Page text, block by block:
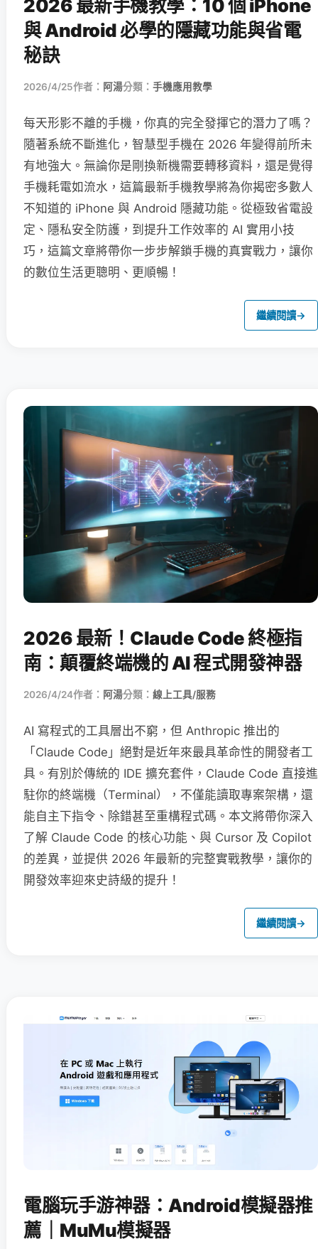
2026 最新手機教學：10 個 iPhone
與 Android 必學的隱藏功能與省電
秘訣
2026/4/25作者： 阿湯分類： 手機應用教學
每天形影不離的手機，你真的完全發揮它的潛力了嗎？
隨著系統不斷進化，智慧型手機在 2026 年變得前所未
有地強大。無論你是剛換新機需要轉移資料，還是覺得
手機耗電如流水，這篇最新手機教學將為你揭密多數人
不知道的 iPhone 與 Android 隱藏功能。從極致省電設
定、隱私安全防護，到提升工作效率的 AI 實用小技
巧，這篇文章將帶你一步步解鎖手機的真實戰力，讓你
的數位生活更聰明、更順暢！
繼續閱讀→
2026 最新！Claude Code 終極指
南：顛覆終端機的 AI 程式開發神器
2026/4/24作者： 阿湯分類： 線上工具/服務
AI 寫程式的工具層出不窮，但 Anthropic 推出的
「Claude Code」絕對是近年來最具革命性的開發者工
具。有別於傳統的 IDE 擴充套件，Claude Code 直接進
駐你的終端機（Terminal），不僅能讀取專案架構，還
能自主下指令、除錯甚至重構程式碼。本文將帶你深入
了解 Claude Code 的核心功能、與 Cursor 及 Copilot
的差異，並提供 2026 年最新的完整實戰教學，讓你的
開發效率迎來史詩級的提升！
繼續閱讀→
電腦玩手游神器：Android模擬器推
薦｜MuMu模擬器